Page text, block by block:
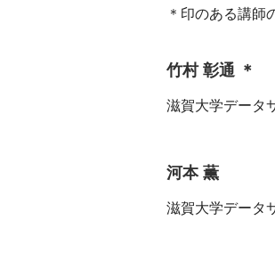
＊印のある講師
竹村 彰通 ＊
滋賀大学データ
河本 薫
滋賀大学データ